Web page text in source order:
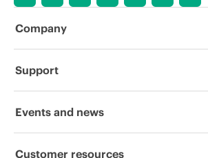
de produtos,
Company
About HPE
Support
Operational support services
Events and news
Events
Customer resources